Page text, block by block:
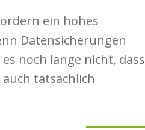
ein hohes
Datensicherungen
noch lange nicht, dass
auch tatsächlich